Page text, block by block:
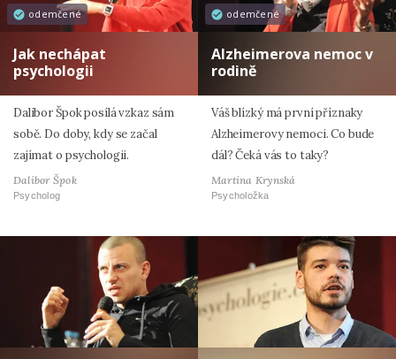
odemčené
Jak nechápat
psychologii
Dalibor Špok posílá vzkaz sám
sobě. Do doby, kdy se začal
zajímat o psychologii.
Dalibor Špok
Psycholog
odemčené
Alzheimerova nemoc v
rodině
Váš blízký má první příznaky
Alzheimerovy nemoci. Co bude
dál? Čeká vás to taky?
Martina Krynská
Psycholožka